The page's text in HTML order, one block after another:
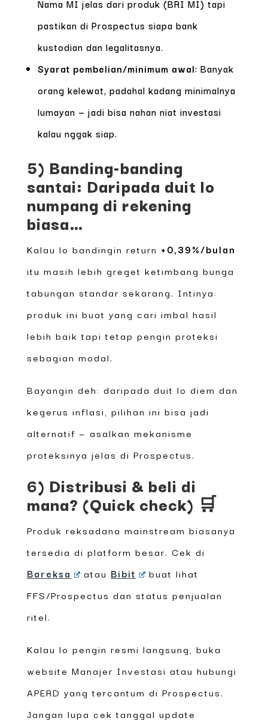
Nama MI jelas dari produk (BRI MI) tapi
pastikan di Prospectus siapa bank
kustodian dan legalitasnya.
Syarat pembelian/minimum awal: Banyak
orang kelewat, padahal kadang minimalnya
lumayan — jadi bisa nahan niat investasi
kalau nggak siap.
5) Banding-banding
santai: Daripada duit lo
numpang di rekening
biasa…
Kalau lo bandingin return +0,39%/bulan
itu masih lebih greget ketimbang bunga
tabungan standar sekarang. Intinya:
produk ini buat yang cari imbal hasil
lebih baik tapi tetap pengin proteksi
sebagian modal.
Bayangin deh: daripada duit lo diem dan
kegerus inflasi, pilihan ini bisa jadi
alternatif — asalkan mekanisme
proteksinya jelas di Prospectus.
6) Distribusi & beli di
mana? (Quick check) 🛒
Produk reksadana mainstream biasanya
tersedia di platform besar. Cek di
Bareksa
atau Bibit
buat lihat
FFS/Prospectus dan status penjualan
ritel.
Kalau lo pengin resmi langsung, buka
website Manajer Investasi atau hubungi
APERD yang tercantum di Prospectus.
Jangan lupa cek tanggal update